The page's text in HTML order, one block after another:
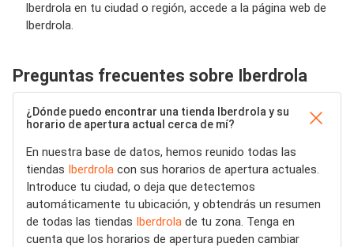
Iberdrola en tu ciudad o región, accede a la página web de
Iberdrola.
Preguntas frecuentes sobre Iberdrola
¿Dónde puedo encontrar una tienda Iberdrola y su
horario de apertura actual cerca de mí?
En nuestra base de datos, hemos reunido todas las
tiendas Iberdrola con sus horarios de apertura actuales.
Introduce tu ciudad, o deja que detectemos
automáticamente tu ubicación, y obtendrás un resumen
de todas las tiendas Iberdrola de tu zona. Tenga en
cuenta que los horarios de apertura pueden cambiar